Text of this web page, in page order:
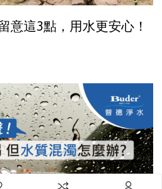
意這3點，用水更安心！